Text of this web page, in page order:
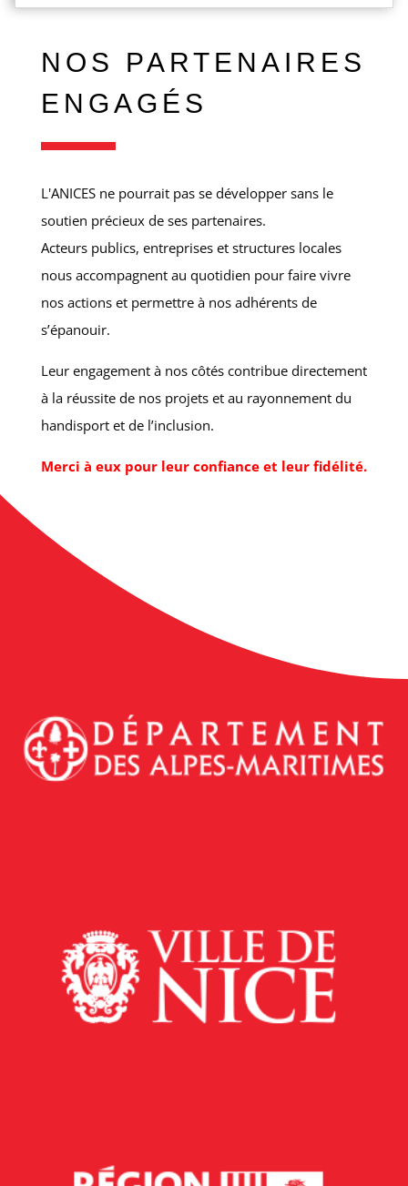
NOS PARTENAIRES
ENGAGÉS
L'ANICES ne pourrait pas se développer sans le
soutien précieux de ses partenaires.
Acteurs publics, entreprises et structures locales
nous accompagnent au quotidien pour faire vivre
nos actions et permettre à nos adhérents de
s’épanouir.
Leur engagement à nos côtés contribue directement
à la réussite de nos projets et au rayonnement du
handisport et de l’inclusion.
Merci à eux pour leur confiance et leur fidélité.